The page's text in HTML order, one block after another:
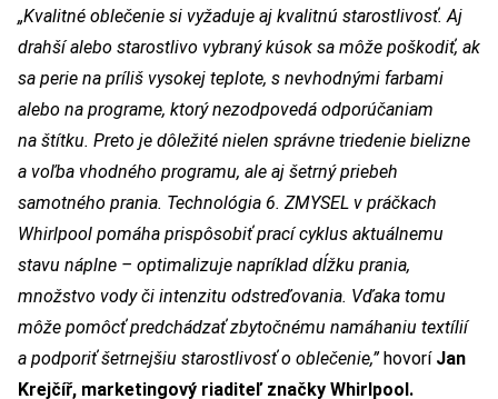
„Kvalitné oblečenie si vyžaduje aj kvalitnú starostlivosť. Aj
drahší alebo starostlivo vybraný kúsok sa môže poškodiť, ak
sa perie na príliš vysokej teplote, s nevhodnými farbami
alebo na programe, ktorý nezodpovedá odporúčaniam
na štítku. Preto je dôležité nielen správne triedenie bielizne
a voľba vhodného programu, ale aj šetrný priebeh
samotného prania. Technológia 6. ZMYSEL v práčkach
Whirlpool pomáha prispôsobiť prací cyklus aktuálnemu
stavu náplne – optimalizuje napríklad dĺžku prania,
množstvo vody či intenzitu odstreďovania. Vďaka tomu
môže pomôcť predchádzať zbytočnému namáhaniu textílií
a podporiť šetrnejšiu starostlivosť o oblečenie,”hovorí Jan
Krejčíř, marketingový riaditeľ značky Whirlpool.